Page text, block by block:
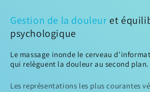
Gestion de la douleur et
psychologique
Le massage inonde le cerveau
qui relèguent la douleur au second plan.
Les représentations les plus courantes